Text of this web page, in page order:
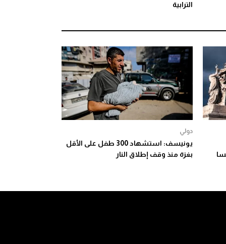
الترابية
دولي
يونيسف: استشهاد 300 طفل على الأقل
بغزة منذ وقف إطلاق النار